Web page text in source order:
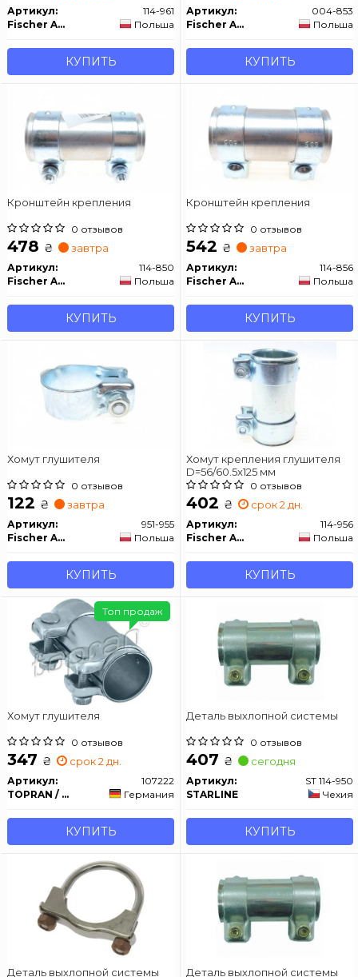
Артикул:
114-961
Fischer Automotive One (FA1)
Польша
КУПИТЬ
Артикул:
004-853
Fischer Automotive One (FA1)
Польша
КУПИТЬ
Кронштейн крепления
0 отзывов
478 ₴ завтра
Артикул:
114-850
Fischer Automotive One (FA1)
Польша
КУПИТЬ
Кронштейн крепления
0 отзывов
542 ₴ завтра
Артикул:
114-856
Fischer Automotive One (FA1)
Польша
КУПИТЬ
Хомут глушителя
0 отзывов
122 ₴ завтра
Артикул:
951-955
Fischer Automotive One (FA1)
Польша
КУПИТЬ
Хомут крепления глушителя
D=56/60.5x125 мм
0 отзывов
402 ₴ срок 2 дн.
Артикул:
114-956
Fischer Automotive One (FA1)
Польша
КУПИТЬ
Хомут глушителя
0 отзывов
347 ₴ срок 2 дн.
Артикул:
107222
TOPRAN / HANS PRIES
Германия
КУПИТЬ
Топ продаж
Деталь выхлопной системы
0 отзывов
407 ₴ сегодня
Артикул:
ST 114-950
STARLINE
Чехия
КУПИТЬ
Деталь выхлопной системы Деталь выхлопной системы